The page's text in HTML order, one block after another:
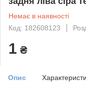
Немає в наявності
Код: 182608123
1 ₴
Опис